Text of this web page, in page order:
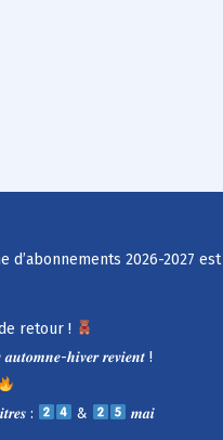
d’abonnements 2026-2027 est
retour !
𝒉𝒊𝒗𝒆𝒓 𝒓𝒆𝒗𝒊𝒆𝒏𝒕 !
:
& 𝒎𝒂𝒊